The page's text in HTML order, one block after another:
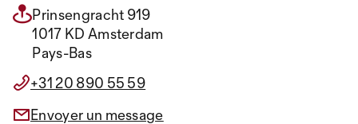
Prinsengracht 919
1017 KD Amsterdam
Pays-Bas
+31 20 890 55 59
Envoyer un message